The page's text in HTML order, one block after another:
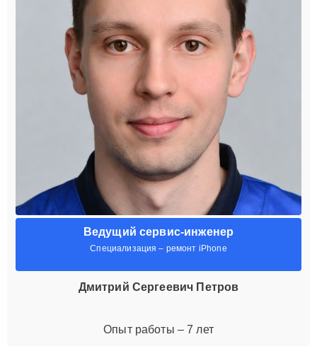
Ведущий сервис-инженер
Специализация – ремонт iPhone
Дмитрий Сергеевич Петров
Опыт работы – 7 лет